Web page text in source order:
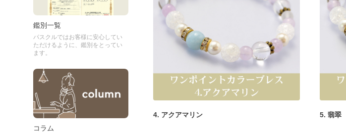
鑑別一覧
パスクルではお客様に安心してい
ただけるように、鑑別をとってい
ます。
コラム
4. アクアマリン 5. 翡翠